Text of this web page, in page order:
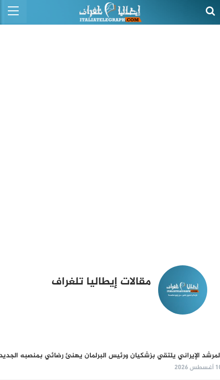
مقالات إيطاليا تلغراف
الإيراني يلتقي بزشكيان ورئيس البرلمان يهنئ رضائي بمنصبه
2026